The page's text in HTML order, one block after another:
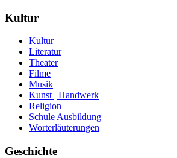
Kultur
Kultur
Literatur
Theater
Filme
Musik
Kunst | Handwerk
Religion
Schule Ausbildung
Worterläuterungen
Geschichte